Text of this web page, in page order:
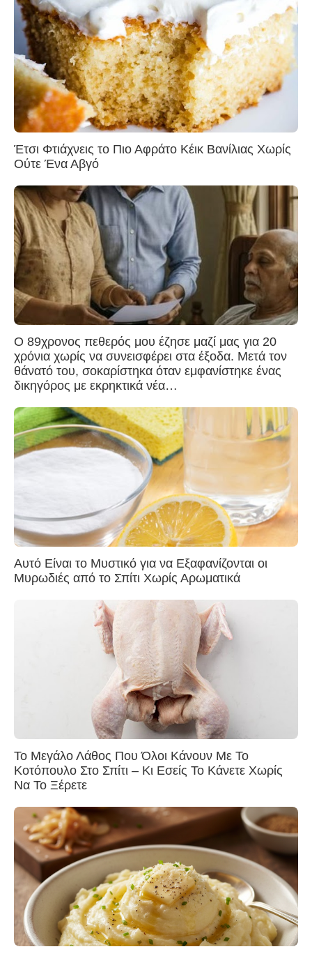
Έτσι Φτιάχνεις το Πιο Αφράτο Κέικ Βανίλιας Χωρίς
Ούτε Ένα Αβγό
Ο 89χρονος πεθερός μου έζησε μαζί μας για 20
χρόνια χωρίς να συνεισφέρει στα έξοδα. Μετά τον
θάνατό του, σοκαρίστηκα όταν εμφανίστηκε ένας
δικηγόρος με εκρηκτικά νέα…
Αυτό Είναι το Μυστικό για να Εξαφανίζονται οι
Μυρωδιές από το Σπίτι Χωρίς Αρωματικά
Το Μεγάλο Λάθος Που Όλοι Κάνουν Με Το
Κοτόπουλο Στο Σπίτι – Κι Εσείς Το Κάνετε Χωρίς
Να Το Ξέρετε